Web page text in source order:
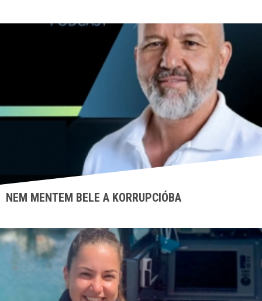
NEM MENTEM BELE A KORRUPCIÓBA